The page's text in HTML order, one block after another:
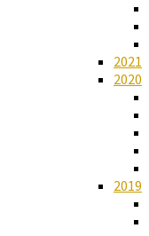
2021
2020
2019